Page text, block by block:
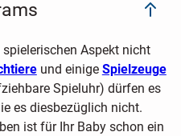
Aspekt nicht
und einige Spielzeuge
Spieluhr) dürfen es
es diesbezüglich nicht.
ist für Ihr Baby schon ein